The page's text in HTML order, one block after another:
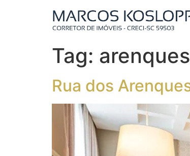
Tag: arenques
Rua dos